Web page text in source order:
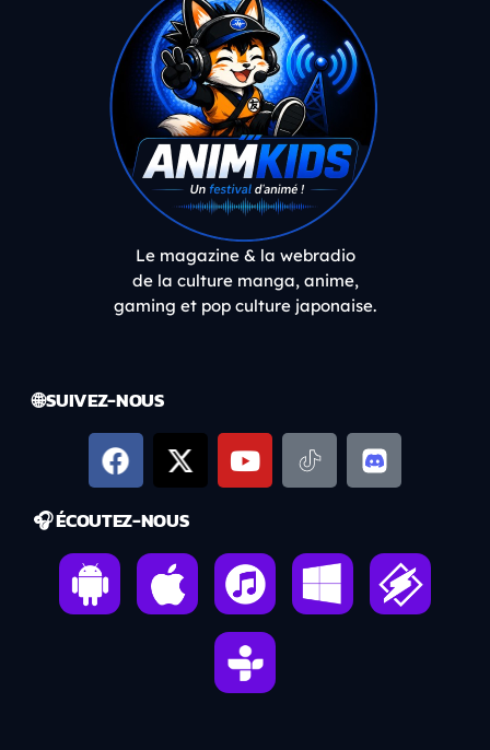
Le magazine & la webradio
de la culture manga, anime,
gaming et pop culture japonaise.
🌐 SUIVEZ-NOUS
🎧 ÉCOUTEZ-NOUS